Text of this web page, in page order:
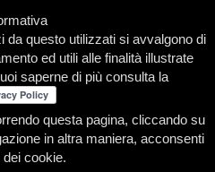
Redazione Le nostre firme
da questo utilizzati si avvalgono di
ed utili alle finalità illustrate
saperne di più consulta la
questa pagina, cliccando su
in altra maniera, acconsenti
dei cookie.